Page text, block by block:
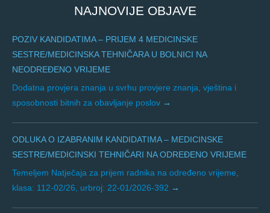
NAJNOVIJE OBJAVE
POZIV KANDIDATIMA – PRIJEM 4 MEDICINSKE
SESTRE/MEDICINSKA TEHNIČARA U BOLNICI NA
NEODREĐENO VRIJEME
Dodatna provjera znanja u svrhu provjere znanja, vještina i
sposobnosti bitnih za obavljanje poslov
ODLUKA O IZABRANIM KANDIDATIMA – MEDICINSKE
SESTRE/MEDICINSKI TEHNIČARI NA ODREĐENO VRIJEME
Temeljem Natječaja za prijem radnika na određeno vrijeme,
klasa: 112-02/26, urbroj: 22-01/2026-392